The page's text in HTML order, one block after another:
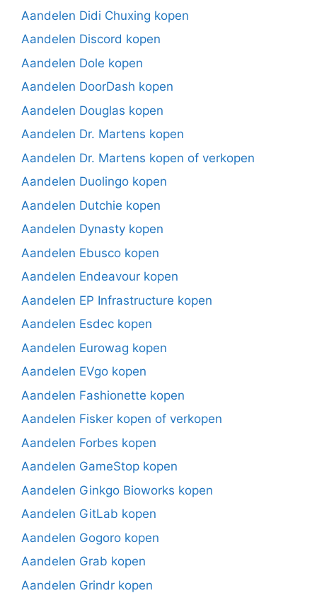
Aandelen Didi Chuxing kopen
Aandelen Discord kopen
Aandelen Dole kopen
Aandelen DoorDash kopen
Aandelen Douglas kopen
Aandelen Dr. Martens kopen
Aandelen Dr. Martens kopen of verkopen
Aandelen Duolingo kopen
Aandelen Dutchie kopen
Aandelen Dynasty kopen
Aandelen Ebusco kopen
Aandelen Endeavour kopen
Aandelen EP Infrastructure kopen
Aandelen Esdec kopen
Aandelen Eurowag kopen
Aandelen EVgo kopen
Aandelen Fashionette kopen
Aandelen Fisker kopen of verkopen
Aandelen Forbes kopen
Aandelen GameStop kopen
Aandelen Ginkgo Bioworks kopen
Aandelen GitLab kopen
Aandelen Gogoro kopen
Aandelen Grab kopen
Aandelen Grindr kopen